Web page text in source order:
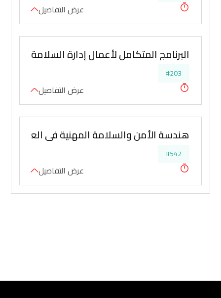
عرض التفاصيل
البرنامج المتكامل لأعمال إدارة السلامة
#203
عرض التفاصيل
هندسة الأمن والسلامة المهنية في العمليات
#542
عرض التفاصيل